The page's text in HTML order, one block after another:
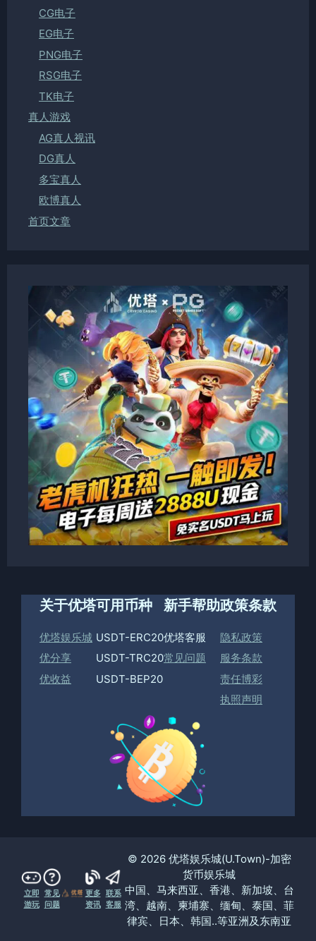
CG电子
EG电子
PNG电子
RSG电子
TK电子
真人游戏
AG真人视讯
DG真人
多宝真人
欧博真人
首页文章
关于优塔
优塔娱乐城
优分享
优收益
可用币种
USDT-ERC20
USDT-TRC20
USDT-BEP20
新手帮助
优塔客服
常见问题
政策条款
隐私政策
服务条款
责任博彩
执照声明
立即
游玩
常见
问题
更多
资讯
联系
客服
© 2026 优塔娱乐城(U.Town)-加密
货币娱乐城
中国、马来西亚、香港、新加坡、台
湾、越南、柬埔寨、缅甸、泰国、菲
律宾、日本、韩国..等亚洲及东南亚